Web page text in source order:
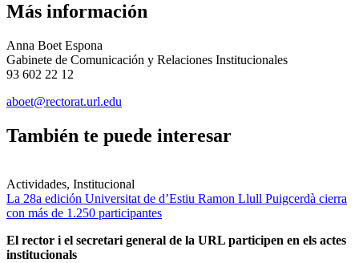
Más información
Anna Boet Espona
Gabinete de Comunicación y Relaciones Institucionales
93 602 22 12
aboet@rectorat.url.edu
También te puede interesar
Actividades, Institucional
La 28a edición Universitat de d’Estiu Ramon Llull Puigcerdà cierra
con más de 1.250 participantes
El rector i el secretari general de la URL participen en els actes
institucionals